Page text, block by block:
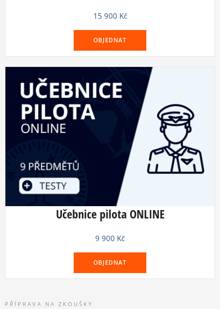
15 900 Kč
OBJEDNAT
Učebnice pilota ONLINE
9 900 Kč
OBJEDNAT
PŘÍPRAVA NA ZKOUŠKY